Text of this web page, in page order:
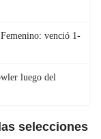
venció 1-
luego del
selecciones